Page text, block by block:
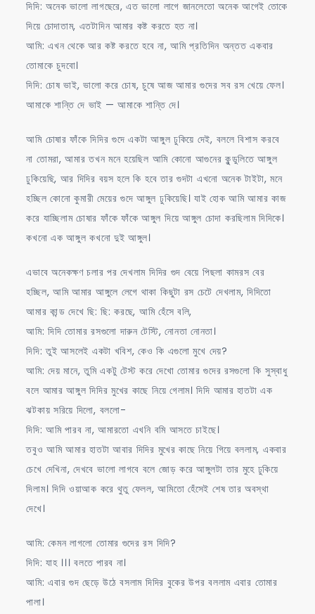
দিদি: অনেক ভালো লাগছেরে, এত ভালো লাগে জানলেতো অনেক আগেই তোকে
দিয়ে চোদাতাম, এতটাদিন আমার কষ্ট করতে হত না।
আমি: এখন থেকে আর কষ্ট করতে হবে না, আমি প্রতিদিন অন্তত একবার
তোমাকে চুদবো।
দিদি: চোষ ভাই, ভালো করে চোষ, চুষে আজ আমার গুদের সব রস খেয়ে ফেল।
আমাকে শান্তি দে ভাই — আমাকে শান্তি দে।
আমি চোষার ফাঁকে দিদির গুদে একটা আঙ্গুল ঢুকিয়ে দেই, বললে বিশাস করবে
না তোমরা, আমার তখন মনে হয়েছিল আমি কোনো আগুনের কুন্ডুলিতে আঙ্গুল
ঢুকিয়েছি, আর দিদির বয়স হলে কি হবে তার গুদটা এখনো অনেক টাইটা, মনে
হচ্ছিল কোনো কুমারী মেয়ের গুদে আঙ্গুল ঢুকিয়েছি। যাই হোক আমি আমার কাজ
করে যাচ্ছিলাম চোষার ফাঁকে ফাঁকে আঙ্গুল দিয়ে আঙ্গুল চোদা করছিলাম দিদিকে।
কখনো এক আঙ্গুল কখনো দুই আঙ্গুল।
এভাবে অনেকক্ষণ চলার পর দেখলাম দিদির গুদ বেয়ে পিছলা কামরস বের
হচ্ছিল, আমি আমার আঙ্গুলে লেগে থাকা কিছুটা রস চেটে দেখলাম, দিদিতো
আমার কান্ড দেখে ছি: ছি: করছে, আমি হেঁসে বলি,
আমি: দিদি তোমার রসগুলো দারুন টেস্টি, নোনতা নোনতা।
দিদি: তুই আসলেই একটা খবিশ, কেও কি এগুলো মুখে দেয়?
আমি: দেয় মানে, তুমি একটু টেস্ট করে দেখো তোমার গুদের রসগুলো কি সুস্বাধু
বলে আমার আঙ্গুল দিদির মুখের কাছে নিয়ে গেলাম। দিদি আমার হাতটা এক
ঝটকায় সরিয়ে দিলো, বললো-
দিদি: আমি পারব না, আমারতো এখনি বমি আসতে চাইছে।
তবুও আমি আমার হাতটা আবার দিদির মুখের কাছে নিয়ে গিয়ে বললাম, একবার
চেখে দেখিনা, দেখবে ভালো লাগবে বলে জোড় করে আঙ্গুলটা তার মুহে ঢুকিয়ে
দিলাম। দিদি ওয়াআক করে থুতু ফেলল, আমিতো হেঁসেই শেষ তার অবস্থা
দেখে।
আমি: কেমন লাগলো তোমার গুদের রস দিদি?
দিদি: যাহ ।।। বলতে পারব না।
আমি: এবার গুদ ছেড়ে উঠে বসলাম দিদির বুকের উপর বললাম এবার তোমার
পালা।